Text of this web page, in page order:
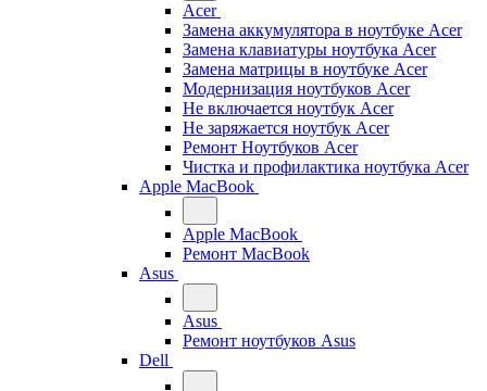
Acer
Замена аккумулятора в ноутбуке Acer
Замена клавиатуры ноутбука Acer
Замена матрицы в ноутбуке Acer
Модернизация ноутбуков Acer
Не включается ноутбук Acer
Не заряжается ноутбук Acer
Ремонт Ноутбуков Acer
Чистка и профилактика ноутбука Acer
Apple MacBook
Apple MacBook
Ремонт MacBook
Asus
Asus
Ремонт ноутбуков Asus
Dell